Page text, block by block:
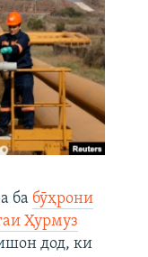
ба бӯҳрони
Ҳурмуз
дод, ки